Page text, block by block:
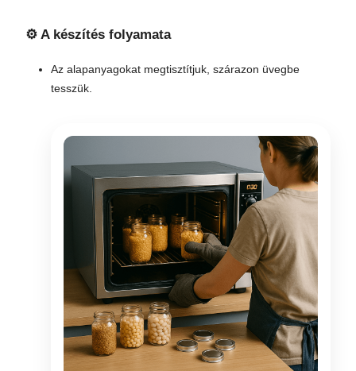
⚙️ A készítés folyamata
Az alapanyagokat megtisztítjuk, szárazon üvegbe
tesszük.